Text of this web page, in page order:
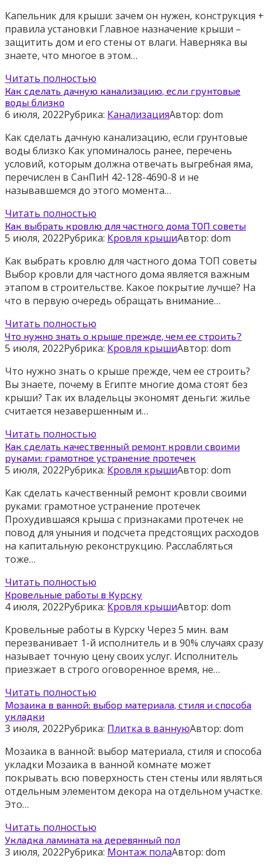
Капельник для крыши: зачем он нужен, конструкция +
правила установки Главное назначение крыши –
защитить дом и его стены от влаги. Наверняка вы
знаете, что многое в этом…
Читать полностью
Как сделать дачную канализацию, если грунтовые
воды близко
6 июля, 2022Рубрика: КанализацияАвтор: dom
Как сделать дачную канализацию, если грунтовые
воды близко Как упоминалось ранее, перечень
условий, которым должна отвечать выгребная яма,
перечислен в СанПиН 42-128-4690-8 и не
называвшемся до этого момента…
Читать полностью
Как выбрать кровлю для частного дома ТОП советы
5 июля, 2022Рубрика: Кровля крышиАвтор: dom
Как выбрать кровлю для частного дома ТОП советы
Выбор кровли для частного дома является важным
этапом в строительстве. Какое покрытие лучше? На
что в первую очередь обращать внимание…
Читать полностью
Что нужно знать о крыше прежде, чем ее строить?
5 июля, 2022Рубрика: Кровля крышиАвтор: dom
Что нужно знать о крыше прежде, чем ее строить?
Вы знаете, почему в Египте многие дома стоят без
крыши? Так их владельцы экономят деньги: жилье
считается незавершенным и…
Читать полностью
Как сделать качественный ремонт кровли своими
руками: грамотное устранение протечек
5 июля, 2022Рубрика: Кровля крышиАвтор: dom
Как сделать качественный ремонт кровли своими
руками: грамотное устранение протечек
Прохудившаяся крыша с признаками протечек не
повод для уныния и подсчета предстоящих расходов
на капитальную реконструкцию. Расслабляться
тоже…
Читать полностью
Кровельные работы в Курску
4 июля, 2022Рубрика: Кровля крышиАвтор: dom
Кровельные работы в Курску Через 5 мин. вам
перезванивает 1-й исполнитель и в 90% случаях сразу
называет точную цену своих услуг. Исполнитель
приезжает в строго оговоренное время, не…
Читать полностью
Мозаика в ванной: выбор материала, стиля и способа
укладки
3 июля, 2022Рубрика: Плитка в ваннуюАвтор: dom
Мозаика в ванной: выбор материала, стиля и способа
укладки Мозаика в ванной комнате может
покрывать всю поверхность стен стены или являться
отдельным элементом декора на отдельном участке.
Это…
Читать полностью
Укладка ламината на деревянный пол
3 июля, 2022Рубрика: Монтаж полаАвтор: dom